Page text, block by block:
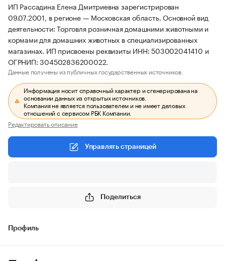
ИП Рассадина Елена Дмитриевна зарегистрирован
09.07.2001, в регионе — Московская область. Основной вид
деятельности: Торговля розничная домашними животными и
кормами для домашних животных в специализированных
магазинах. ИП присвоены реквизиты ИНН: 503002041410 и
ОГРНИП: 304502836200022.
Данные получены из публичных государственных источников.
Информация носит справочный характер и сгенерирована на
основании данных из открытых источников.
Компания не является пользователем и не имеет деловых
отношений с сервисом РБК Компании.
Редактировать описание
Управлять страницей
Поделиться
Профиль